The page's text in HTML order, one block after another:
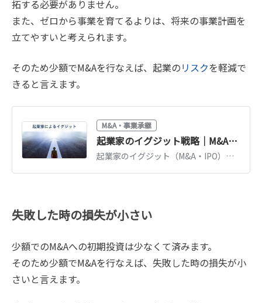
拓する必要がありません。
また、ゼロから事業を育てるよりは、将来の事業計画を
立てやすいと考えられます。
そのため少額でM&Aを行なえば、起業のリスクを軽減で
きると言えます。
M&A・事業承継
起業家のイグジット戦略｜M&AとIPOの比較・売却収入の目安を図解で解説
起業家のイグジット（M&A・IPO）の種類とメリットを図解で比較。売却収入の目安、イグジットまでの期間、M&Aイグジットが増えている背景を解説します。
失敗した時の損失が小さい
少額でのM&Aへの初期投資は少なくて済みます。
そのため少額でM&Aを行なえば、失敗した時の損失が小
さいと言えます。